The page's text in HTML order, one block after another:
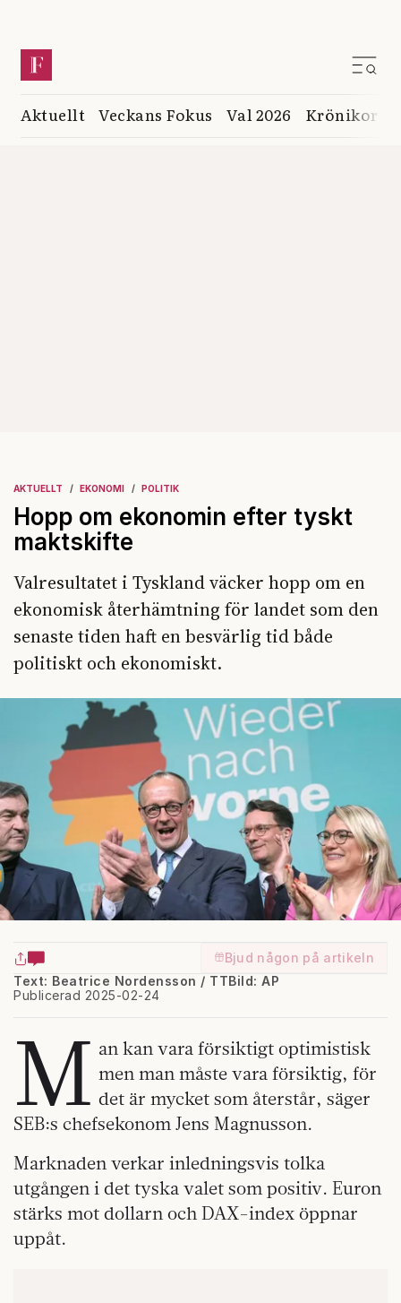
Aktuellt Veckans Fokus Val 2026 Krönikor
AKTUELLT EKONOMI POLITIK
Hopp om ekonomin efter tyskt
maktskifte
Valresultatet i Tyskland väcker hopp om en
ekonomisk återhämtning för landet som den
senaste tiden haft en besvärlig tid både
politiskt och ekonomiskt.
Bjud någon på artikeln
Text: Beatrice Nordensson / TT
Publicerad 2025-02-24
Bild: AP
M an kan vara försiktigt optimistisk
men man måste vara försiktig, för
det är mycket som återstår, säger
SEB:s chefsekonom Jens Magnusson.
Marknaden verkar inledningsvis tolka
utgången i det tyska valet som positiv. Euron
stärks mot dollarn och DAX-index öppnar
uppåt.